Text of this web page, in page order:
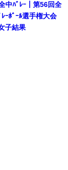
中ﾊﾞﾚｰ｜第56回全
ｰﾎﾞｰﾙ選手権大会
子結果